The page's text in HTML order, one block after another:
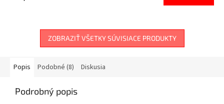
ZOBRAZIŤ VŠETKY SÚVISIACE PRODUKTY
Popis Podobné (8) Diskusia
Podrobný popis